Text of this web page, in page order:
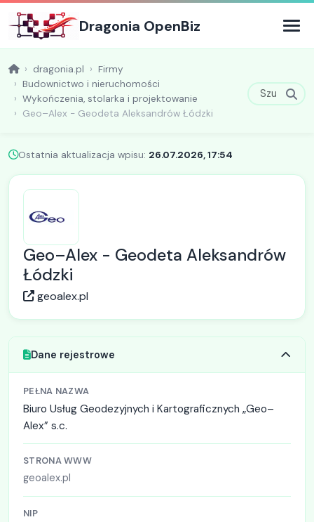
Dragonia OpenBiz
dragonia.pl
Firmy
Budownictwo i nieruchomości
Wykończenia, stolarka i projektowanie
Geo–Alex - Geodeta Aleksandrów Łódzki
Ostatnia aktualizacja wpisu: 26.07.2026, 17:54
Geo–Alex - Geodeta Aleksandrów
Łódzki
geoalex.pl
Dane rejestrowe
PEŁNA NAZWA
Biuro Usług Geodezyjnych i Kartograficznych „Geo–
Alex” s.c.
STRONA WWW
geoalex.pl
NIP